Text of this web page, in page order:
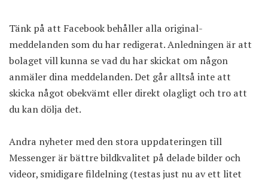
Tänk på att Facebook behåller alla original-
meddelanden som du har redigerat. Anledningen är att
bolaget vill kunna se vad du har skickat om någon
anmäler dina meddelanden. Det går alltså inte att
skicka något obekvämt eller direkt olagligt och tro att
du kan dölja det.
Andra nyheter med den stora uppdateringen till
Messenger är bättre bildkvalitet på delade bilder och
videor, smidigare fildelning (testas just nu av ett litet